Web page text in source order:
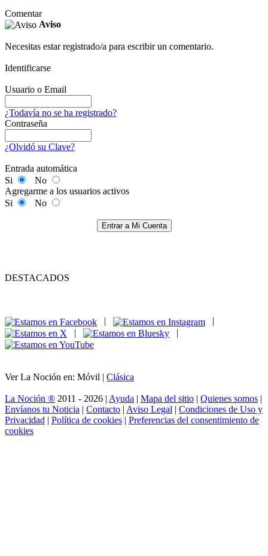
Comentar
Aviso
Necesitas estar registrado/a para escribir un comentario.
Identificarse
Usuario o Email
¿Todavía no se ha registrado?
Contraseña
¿Olvidó su Clave?
Entrada automática
Si
No
Agregarme a los usuarios activos
Si
No
Entrar a Mi Cuenta
DESTACADOS
|
|
Ver La Noción en: Móvil | Clásica
La Noción ® 2011 - 2026 | Ayuda | Mapa del sitio | Quienes somos |
Envíanos tu Noticia | Contacto | Aviso Legal | Condiciones de Uso y
Privacidad | Política de cookies | Preferencias del consentimiento de
cookies